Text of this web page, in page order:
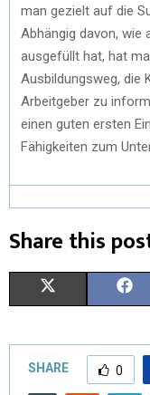
man gezielt auf die
Abhängig davon, wie
ausgefüllt hat, hat
Ausbildungsweg, die
Arbeitgeber zu
einen guten ersten
Fähigkeiten zum
Share this
C
E
SHARE 0